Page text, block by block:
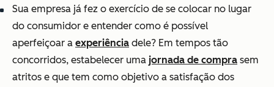
Sua empresa já fez o exercício de se colocar no lugar
do consumidor e entender como é possível
aperfeiçoar a experiência dele? Em tempos tão
concorridos, estabelecer uma jornada de compra sem
atritos e que tem como objetivo a satisfação dos